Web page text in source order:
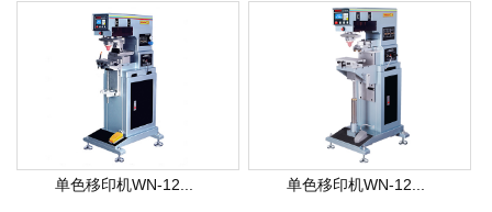
单色移印机WN-12... 单色移印机WN-12...